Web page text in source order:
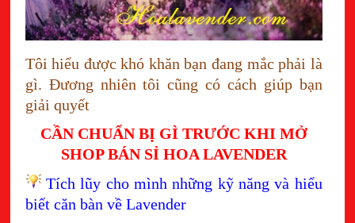
Tôi hiểu được khó khăn bạn đang mắc phải là
gì. Đương nhiên tôi cũng có cách giúp bạn
giải quyết
CẦN CHUẨN BỊ GÌ TRƯỚC KHI MỞ
SHOP BÁN SỈ HOA LAVENDER
Tích lũy cho mình những kỹ năng và hiểu
biết căn bàn về Lavender